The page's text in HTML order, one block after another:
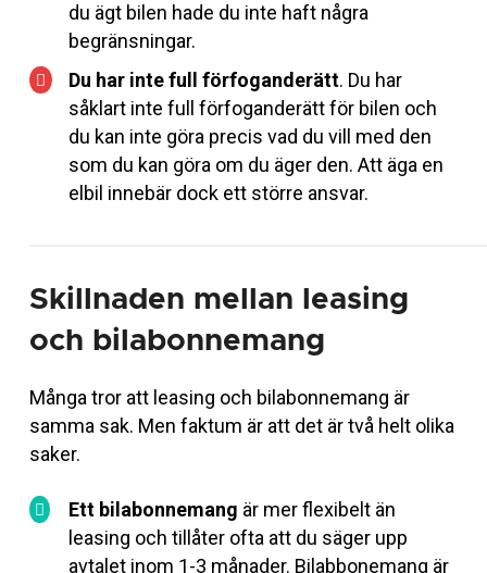
du ägt bilen hade du inte haft några
begränsningar.
Du har inte full förfoganderätt. Du har
såklart inte full förfoganderätt för bilen och
du kan inte göra precis vad du vill med den
som du kan göra om du äger den. Att äga en
elbil innebär dock ett större ansvar.
Skillnaden mellan leasing
och bilabonnemang
Många tror att leasing och bilabonnemang är
samma sak. Men faktum är att det är två helt olika
saker.
Ett bilabonnemang är mer flexibelt än
leasing och tillåter ofta att du säger upp
avtalet inom 1-3 månader. Bilabbonemang är